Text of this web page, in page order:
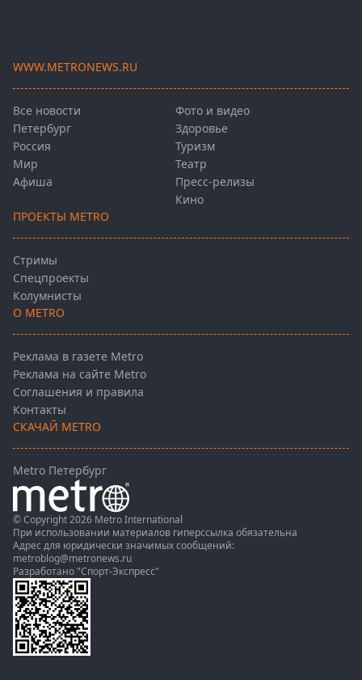
WWW.METRONEWS.RU
Все новости
Петербург
Россия
Мир
Афиша
Фото и видео
Здоровье
Туризм
Театр
Пресс-релизы
Кино
ПРОЕКТЫ METRO
Стримы
Спецпроекты
Колумнисты
О METRO
Реклама в газете Metro
Реклама на сайте Metro
Соглашения и правила
Контакты
СКАЧАЙ METRO
Metro Петербург
© Copyright 2026 Metro International
При использовании материалов гиперссылка обязательна
Адрес для юридически значимых сообщений:
metroblog@metronews.ru
Разработано "Спорт-Экспресс"